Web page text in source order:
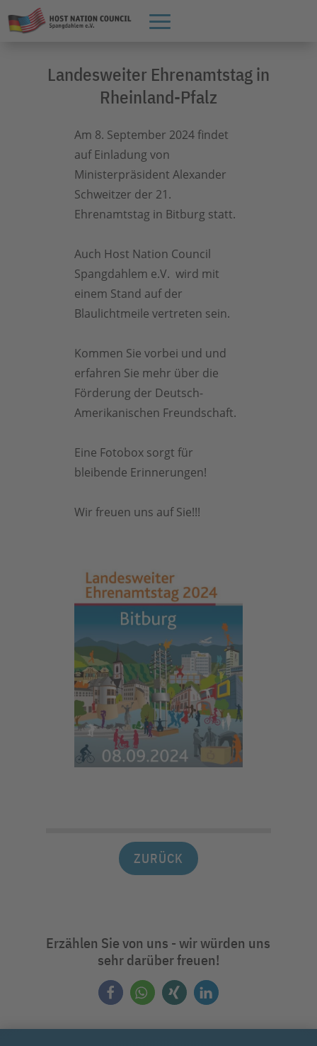
Landesweiter Ehrenamtstag in
Rheinland-Pfalz
Am 8. September 2024 findet
auf Einladung von
Ministerpräsident Alexander
Schweitzer der 21.
Ehrenamtstag in Bitburg statt.
Auch Host Nation Council
Spangdahlem e.V. wird mit
einem Stand auf der
Blaulichtmeile vertreten sein.
Kommen Sie vorbei und und
erfahren Sie mehr über die
Förderung der Deutsch-
Amerikanischen Freundschaft.
Eine Fotobox sorgt für
bleibende Erinnerungen!
Wir freuen uns auf Sie!!!
ZURÜCK
Erzählen Sie von uns - wir würden uns
sehr darüber freuen!